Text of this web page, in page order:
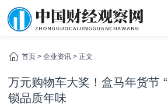
首页 > 企业资讯 > 正文
万元购物车大奖！盒马年货节
锁品质年味